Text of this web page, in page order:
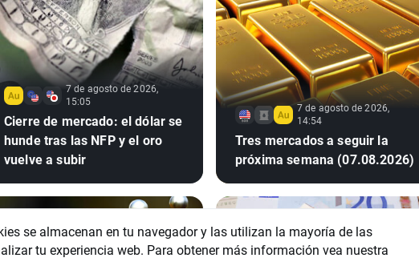
7 de agosto de 2026,
15:05
Cierre de mercado: el dólar se
hunde tras las NFP y el oro
vuelve a subir
7 de agosto de 2026,
14:54
Tres mercados a seguir la
próxima semana (07.08.2026)
se almacenan en tu navegador y las utilizan la mayoría de las
tu experiencia web. Para obtener más información vea nuestra